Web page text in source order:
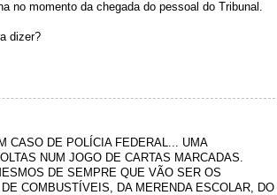
no momento da chegada do pessoal do Tribunal.
dizer?
CASO DE POLÍCIA FEDERAL... UMA
NUM JOGO DE CARTAS MARCADAS.
DE SEMPRE QUE VÃO SER OS
COMBUSTÍVEIS, DA MERENDA ESCOLAR, DO